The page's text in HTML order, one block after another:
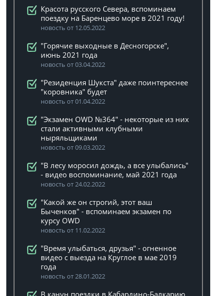
Красота русского Севера, вспоминаем
поездку на Баренцево море в 2021 году!
новость от 12.05.2022
"Горячие выходные в Десногорске",
июнь 2021 года
новость от 03.04.2022
"Резиденция Шукста" даже поинтереснее
"коровника" будет
новость от 01.04.2022
"Экзамен OWD №364" - некоторые из них
стали активными клубными
ныряльщиками
новость от 09.03.2022
"В лесу моросил дождь, а все улыбались"
- видео воспоминание, май 2021 года
новость от 24.02.2022
"Какой же он строгий, этот ваш
Быченков" - вспоминаем экзамен по
курсу OWD
новость от 11.02.2022
"Время улыбаться, друзья" - огненное
видео с выезда на Круглое в мае 2019
года
новость от 28.01.2022
В канун поездки в Кабардино-Балкарию